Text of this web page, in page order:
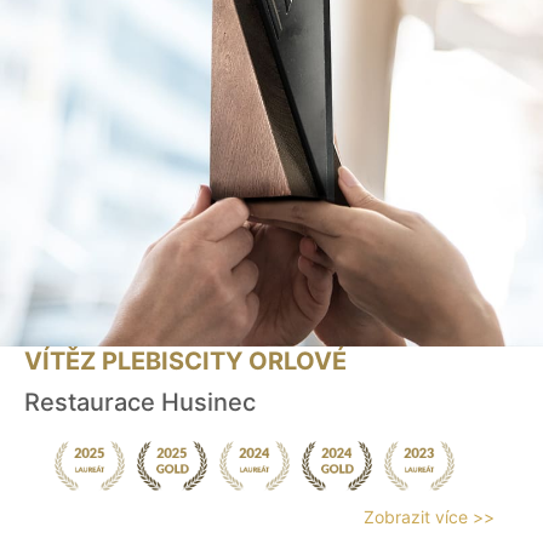
VÍTĚZ PLEBISCITY ORLOVÉ
Restaurace Husinec
Zobrazit více >>